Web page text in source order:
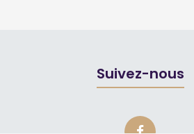
Suivez-nous